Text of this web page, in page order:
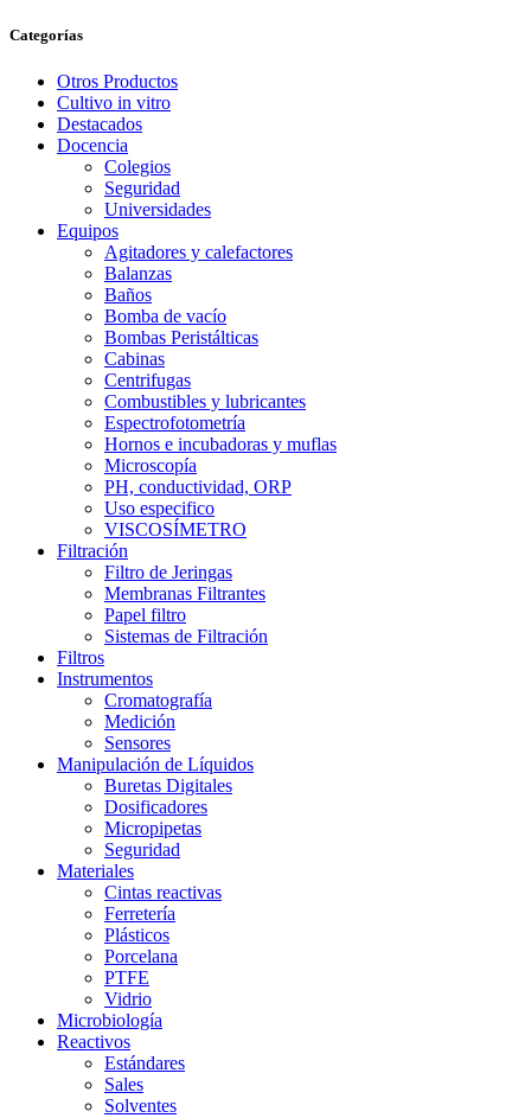
Categorías
Otros Productos
Cultivo in vitro
Destacados
Docencia
Colegios
Seguridad
Universidades
Equipos
Agitadores y calefactores
Balanzas
Baños
Bomba de vacío
Bombas Peristálticas
Cabinas
Centrifugas
Combustibles y lubricantes
Espectrofotometría
Hornos e incubadoras y muflas
Microscopía
PH, conductividad, ORP
Uso especifico
VISCOSÍMETRO
Filtración
Filtro de Jeringas
Membranas Filtrantes
Papel filtro
Sistemas de Filtración
Filtros
Instrumentos
Cromatografía
Medición
Sensores
Manipulación de Líquidos
Buretas Digitales
Dosificadores
Micropipetas
Seguridad
Materiales
Cintas reactivas
Ferretería
Plásticos
Porcelana
PTFE
Vidrio
Microbiología
Reactivos
Estándares
Sales
Solventes